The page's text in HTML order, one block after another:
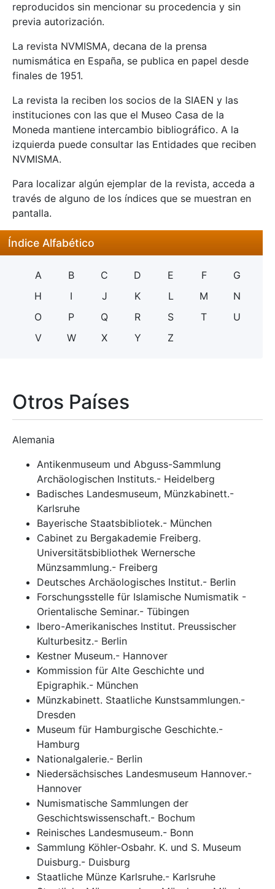
reproducidos sin mencionar su procedencia y sin
previa autorización.
La revista NVMISMA, decana de la prensa
numismática en España, se publica en papel desde
finales de 1951.
La revista la reciben los socios de la SIAEN y las
instituciones con las que el Museo Casa de la
Moneda mantiene intercambio bibliográfico. A la
izquierda puede consultar las Entidades que reciben
NVMISMA.
Para localizar algún ejemplar de la revista, acceda a
través de alguno de los índices que se muestran en
pantalla.
Índice Alfabético
A B C D E F
G
H
I J K L M
N
O
P Q R S T
U
V
W X Y Z
Otros Países
Alemania
Antikenmuseum und Abguss-Sammlung
Archäologischen Instituts.- Heidelberg
Badisches Landesmuseum, Münzkabinett.-
Karlsruhe
Bayerische Staatsbibliotek.- München
Cabinet zu Bergakademie Freiberg.
Universitätsbibliothek Wernersche
Münzsammlung.- Freiberg
Deutsches Archäologisches Institut.- Berlin
Forschungsstelle für Islamische Numismatik -
Orientalische Seminar.- Tübingen
Ibero-Amerikanisches Institut. Preussischer
Kulturbesitz.- Berlin
Kestner Museum.- Hannover
Kommission für Alte Geschichte und
Epigraphik.- München
Münzkabinett. Staatliche Kunstsammlungen.-
Dresden
Museum für Hamburgische Geschichte.-
Hamburg
Nationalgalerie.- Berlin
Niedersächsisches Landesmuseum Hannover.-
Hannover
Numismatische Sammlungen der
Geschichtswissenschaft.- Bochum
Reinisches Landesmuseum.- Bonn
Sammlung Köhler-Osbahr. K. und S. Museum
Duisburg.- Duisburg
Staatliche Münze Karlsruhe.- Karlsruhe